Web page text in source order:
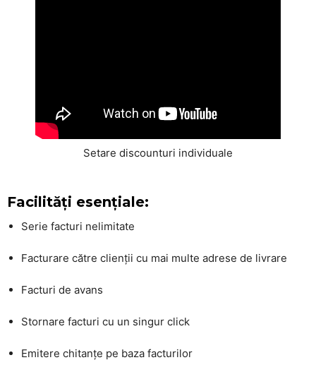
Setare discounturi individuale
Facilități esențiale:
Serie facturi nelimitate
Facturare către clienții cu mai multe adrese de livrare
Facturi de avans
Stornare facturi cu un singur click
Emitere chitanțe pe baza facturilor